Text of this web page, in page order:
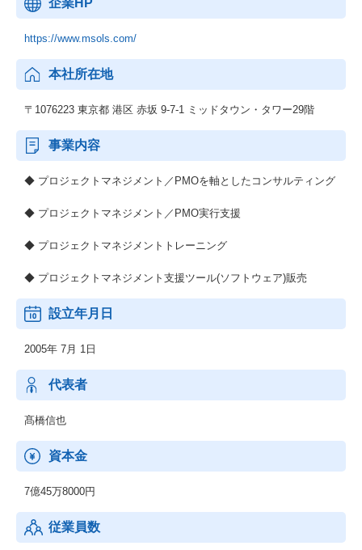
企業HP
https://www.msols.com/
本社所在地
〒1076223 東京都 港区 赤坂 9-7-1 ミッドタウン・タワー29階
事業内容
◆ プロジェクトマネジメント／PMOを軸としたコンサルティング
◆ プロジェクトマネジメント／PMO実行支援
◆ プロジェクトマネジメントトレーニング
◆ プロジェクトマネジメント支援ツール(ソフトウェア)販売
設立年月日
2005年 7月 1日
代表者
髙橋信也
資本金
7億45万8000円
従業員数